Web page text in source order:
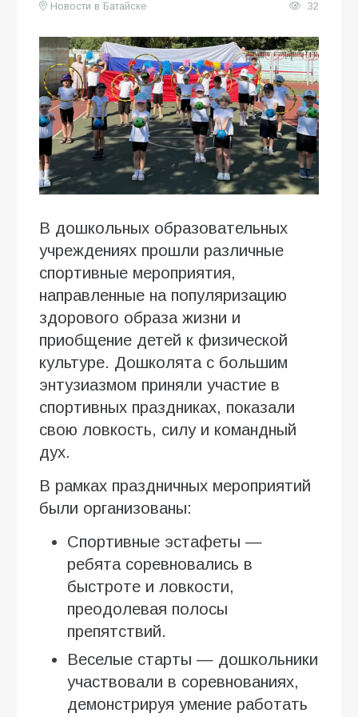
Новости в Батайске
32
В дошкольных образовательных
учреждениях прошли различные
спортивные мероприятия,
направленные на популяризацию
здорового образа жизни и
приобщение детей к физической
культуре. Дошколята с большим
энтузиазмом приняли участие в
спортивных праздниках, показали
свою ловкость, силу и командный
дух.
В рамках праздничных мероприятий
были организованы:
Спортивные эстафеты —
ребята соревновались в
быстроте и ловкости,
преодолевая полосы
препятствий.
Веселые старты — дошкольники
участвовали в соревнованиях,
демонстрируя умение работать